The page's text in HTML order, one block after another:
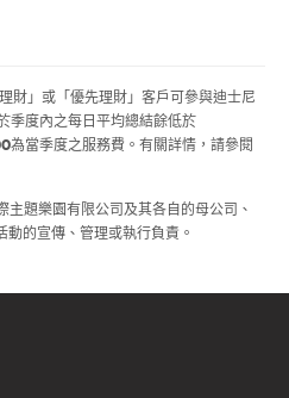
財」或「優先理財」客戶可參與迪士尼
季度內之每日平均總結餘低於
為當季度之服務費。有關詳情，請參閱
主題樂園有限公司及其各自的母公司、
動的宣傳、管理或執行負責。